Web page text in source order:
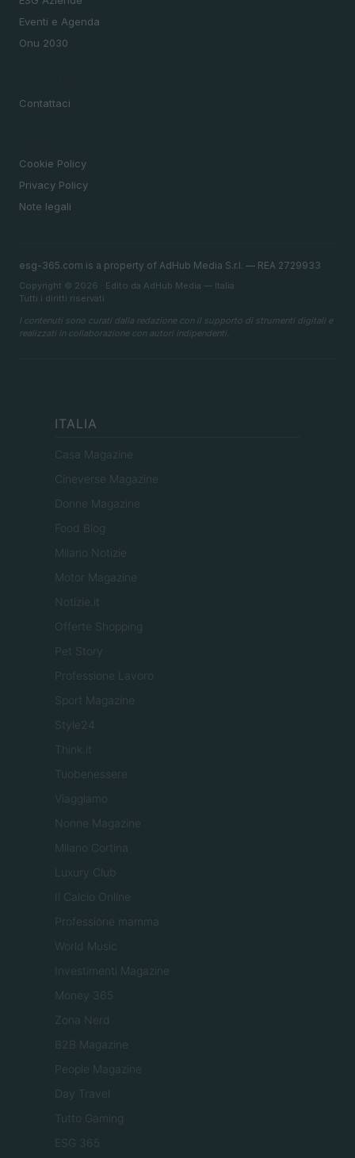
Eventi e Agenda
Onu 2030
Contattaci
Cookie Policy
Privacy Policy
Note legali
esg-365.com is a property of AdHub Media S.r.l. — REA 2729933
Copyright © 2026 · Edito da AdHub Media — Italia
Tutti i diritti riservati
I contenuti sono curati dalla redazione con il supporto di strumenti digitali e
realizzati in collaborazione con autori indipendenti.
ITALIA
Casa Magazine
Cineverse Magazine
Donne Magazine
Food Blog
Milano Notizie
Motor Magazine
Notizie.it
Offerte Shopping
Pet Story
Professione Lavoro
Sport Magazine
Style24
Think.it
Tuobenessere
Viaggiamo
Nonne Magazine
Milano Cortina
Luxury Club
Il Calcio Online
Professione mamma
World Music
Investimenti Magazine
Money 365
Zona Nerd
B2B Magazine
People Magazine
Day Travel
Tutto Gaming
ESG 365